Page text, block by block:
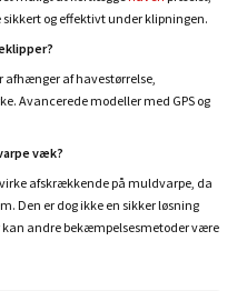
og effektivt under klipningen.
afhænger af havestørrelse,
Avancerede modeller med GPS og
væk?
afskrækkende på muldvarpe, da
Den er dog ikke en sikker løsning
andre bekæmpelsesmetoder være